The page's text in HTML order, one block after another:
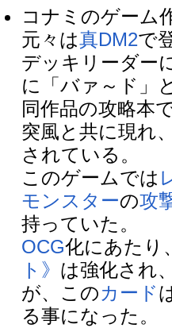
コナミのゲーム
元々は真DM2で
デッキリーダー
に「バァ～ド」
同作品の攻略本
突風と共に現れ
されている。
このゲームでは
モンスターの攻
持っていた。
OCG化にあたり
ト》 は強化され
が、このカード
る事になった。